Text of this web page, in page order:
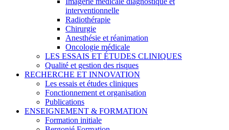
interventionnelle
Radiothérapie
Chirurgie
Anesthésie et réanimation
Oncologie médicale
LES ESSAIS ET ÉTUDES CLINIQUES
Qualité et gestion des risques
RECHERCHE ET INNOVATION
Les essais et études cliniques
Fonctionnement et organisation
Publications
ENSEIGNEMENT & FORMATION
Formation initiale